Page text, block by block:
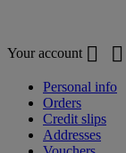
Your account  
Personal info
Orders
Credit slips
Addresses